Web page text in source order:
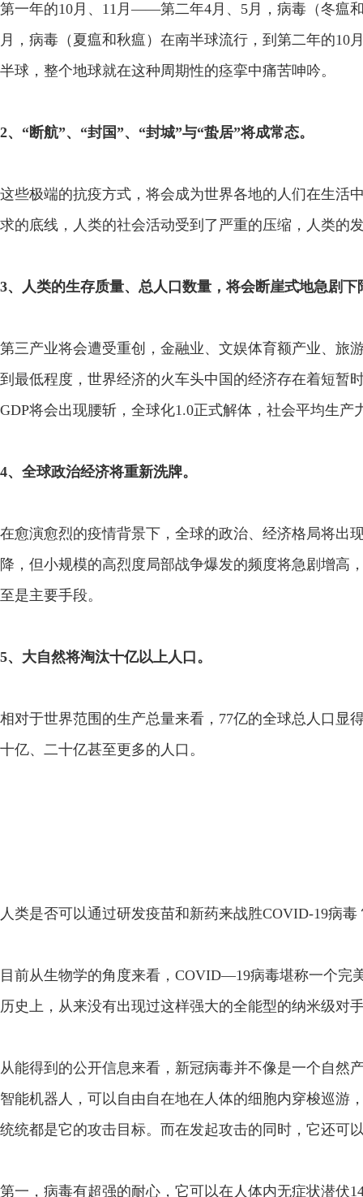
第一年的10月、11月——第二年4月、5月，病毒（冬瘟
月，病毒（夏瘟和秋瘟）在南半球流行，到第二年的
半球，整个地球就在这种周期性的痉挛中痛苦呻吟。
2、“断航”、“封国”、“封城”与“蛰居”将成常态。
这些极端的抗疫方式，将会成为世界各地的人们在生活
求的底线，人类的社会活动受到了严重的压缩，人类的
3、人类的生存质量、总人口数量，将会断崖式地急剧下
第三产业将会遭受重创，金融业、文娱体育额产业、旅
到最低程度，世界经济的火车头中国的经济存在着短暂
GDP将会出现腰斩，全球化1.0正式解体，社会平均生
4、全球政治经济将重新洗牌。
在愈演愈烈的疫情背景下，全球的政治、经济格局将出
降，但小规模的高烈度局部战争爆发的频度将急剧增高
至是主要手段。
5、大自然将淘汰十亿以上人口。
相对于世界范围的生产总量来看，77亿的全球总人口显
十亿、二十亿甚至更多的人口。
人类是否可以通过研发疫苗和新药来战胜COVID-19病毒
目前从生物学的角度来看，COVID—19病毒堪称一个完
历史上，从来没有出现过这样强大的全能型的纳米级对
从能得到的公开信息来看，新冠病毒并不像是一个自然
智能机器人，可以自由自在地在人体的细胞内穿梭巡游
统统都是它的攻击目标。而在发起攻击的同时，它还可
第一，病毒有超强的耐心，它可以在人体内无症状潜伏